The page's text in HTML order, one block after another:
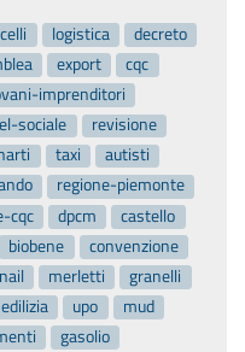
logistica
decreto
export
cqc
imprenditori
sociale
revisione
taxi
autisti
regione-piemonte
cqc dpcm
castello
biobene
convenzione
merletti
granelli
edilizia upo
mud
gasolio